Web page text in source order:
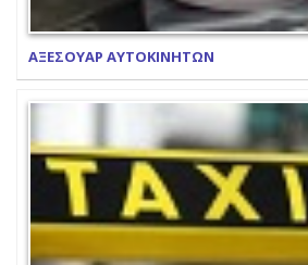
ΑΞΕΣΟΥΑΡ ΑΥΤΟΚΙΝΗΤΩΝ